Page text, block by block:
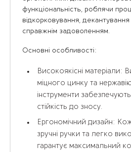
функціональність, роблячи
відкорковування, декантування
справжнім задоволенням.
Основні особливості:
Високоякісні матеріали:
міцного цинку та
інструменти забезпечують
стійкість до зносу.
Ергономічний дизайн:
зручні ручки та легко
гарантує максимальний